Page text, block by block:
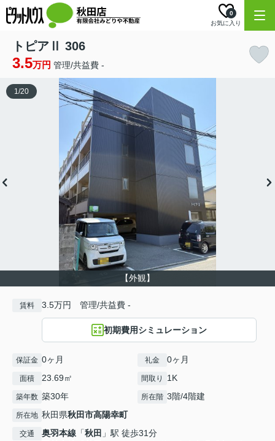
お気に入り
0
トピアⅡ 306
3.5万円 管理/共益費 -
【外観】
1/20
賃料 3.5万円 管理/共益費 -
初期費用シミュレーション
保証金 0ヶ月 礼金 0ヶ月
面積 23.69㎡ 間取り 1K
築年数 築30年 所在階 3階/4階建
所在地 秋田県秋田市高陽幸町
交通 奥羽本線 「秋田 」駅 徒歩31分